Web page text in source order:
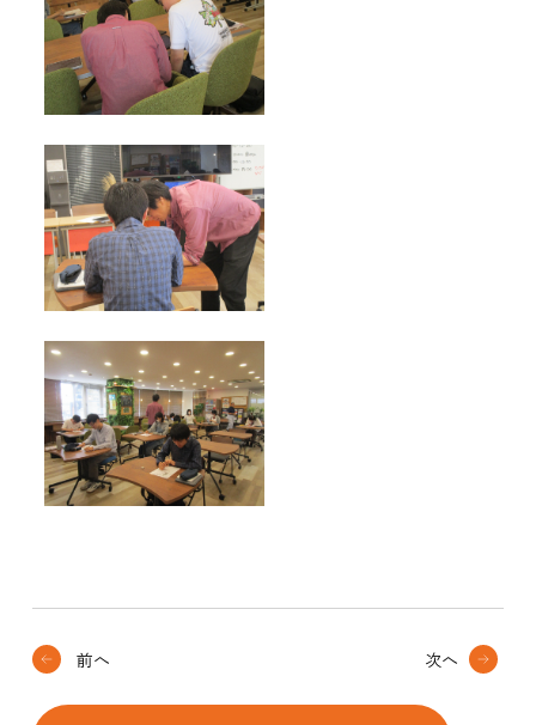
前へ 次へ